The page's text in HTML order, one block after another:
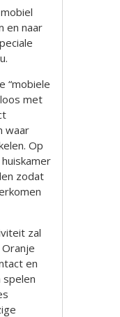
en naar
“mobiele
met
waar
Op
zodat
zal
en